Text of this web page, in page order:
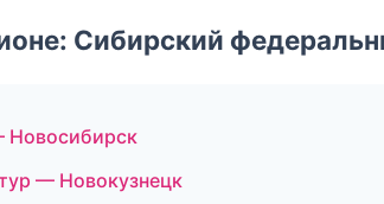
Сибирский
Новосибирск
— Новокузнецк